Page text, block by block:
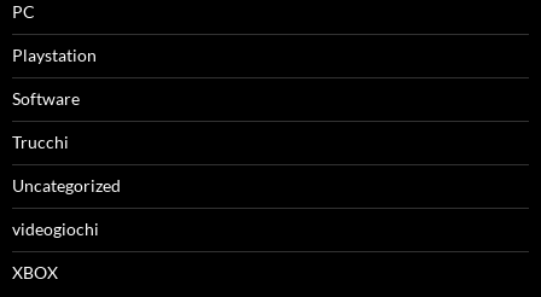
PC
Playstation
Software
Trucchi
Uncategorized
videogiochi
XBOX